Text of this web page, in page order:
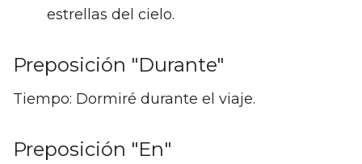
estrellas del cielo.
Preposición "Durante"
Tiempo: Dormiré durante el viaje.
Preposición "En"